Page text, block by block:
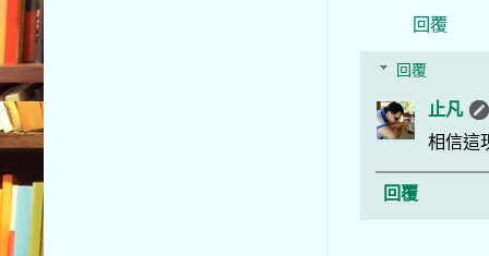
回覆
回覆
止凡
相信這
回覆